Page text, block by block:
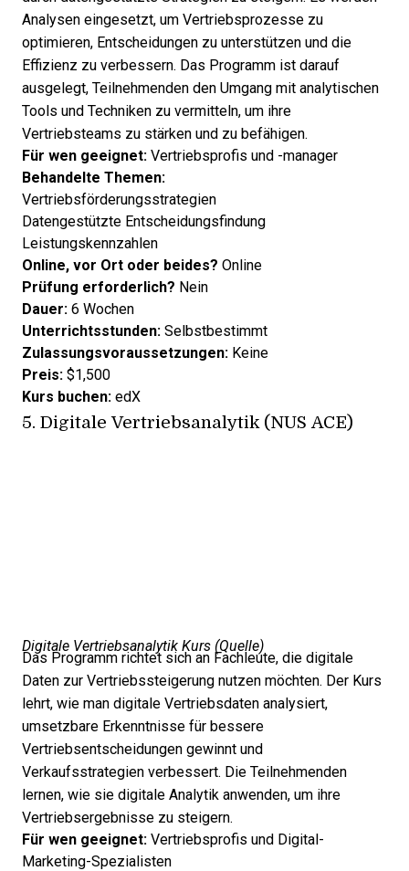
Analysen eingesetzt, um Vertriebsprozesse zu
optimieren, Entscheidungen zu unterstützen und die
Effizienz zu verbessern. Das Programm ist darauf
ausgelegt, Teilnehmenden den Umgang mit analytischen
Tools und Techniken zu vermitteln, um ihre
Vertriebsteams zu stärken und zu befähigen.
Für wen geeignet: Vertriebsprofis und -manager
Behandelte Themen:
Vertriebsförderungsstrategien
Datengestützte Entscheidungsfindung
Leistungskennzahlen
Online, vor Ort oder beides? Online
Prüfung erforderlich? Nein
Dauer: 6 Wochen
Unterrichtsstunden: Selbstbestimmt
Zulassungsvoraussetzungen: Keine
Preis: $1,500
Kurs buchen: edX
5. Digitale Vertriebsanalytik (NUS ACE)
Digitale Vertriebsanalytik Kurs (Quelle)
Das Programm richtet sich an Fachleute, die digitale
Daten zur Vertriebssteigerung nutzen möchten. Der Kurs
lehrt, wie man digitale Vertriebsdaten analysiert,
umsetzbare Erkenntnisse für bessere
Vertriebsentscheidungen gewinnt und
Verkaufsstrategien verbessert. Die Teilnehmenden
lernen, wie sie digitale Analytik anwenden, um ihre
Vertriebsergebnisse zu steigern.
Für wen geeignet: Vertriebsprofis und Digital-
Marketing-Spezialisten